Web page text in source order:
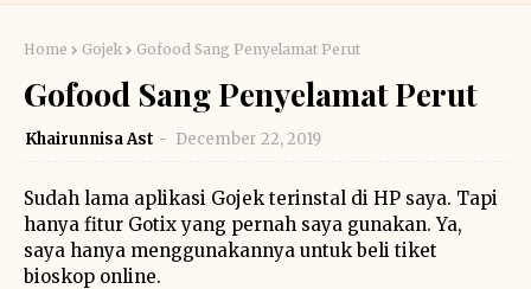
Home Gojek Gofood Sang Penyelamat Perut
Gofood Sang Penyelamat Perut
Khairunnisa Ast December 22, 2019
Sudah lama aplikasi Gojek terinstal di HP saya. Tapi
hanya fitur Gotix yang pernah saya gunakan. Ya,
saya hanya menggunakannya untuk beli tiket
bioskop online.